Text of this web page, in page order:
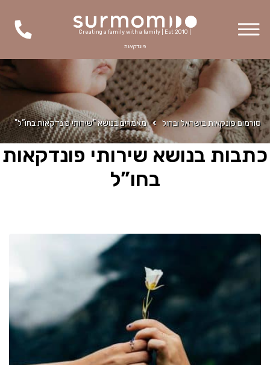
Creating a family with a family | Est 2010 |
פונדקאות
סורמום פונקאות בישראל ובחול מאמרים בנושא "שירותי פונדקאות בחו”ל"
כתבות בנושא שירותי פונדקאות
בחו”ל